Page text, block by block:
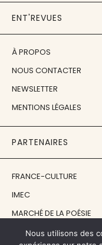
ENT'REVUES
À PROPOS
NOUS CONTACTER
NEWSLETTER
MENTIONS LÉGALES
PARTENAIRES
FRANCE-CULTURE
IMEC
MARCHÉ DE LA POÉSIE
ÉCOLE ESTIENNE
Nous utilisons des